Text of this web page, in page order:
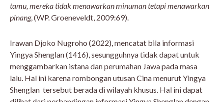
tamu, mereka tidak menawarkan minuman tetapi menawarkan
pinang, (WP. Groeneveldt, 2009:69).
Irawan Djoko Nugroho (2022), mencatat bila informasi
Yingya Shenglan (1416), sesungguhnya tidak dapat untuk
menggambarkan istana dan perumahan Jawa pada masa
lalu. Hal ini karena rombongan utusan Cina menurut Yingya
Shenglan tersebut berada di wilayah khusus. Hal ini dapat